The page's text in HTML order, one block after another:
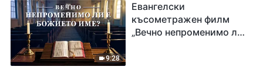
9:28
Евангелски
късометражен филм
„Вечно непроменимо ли